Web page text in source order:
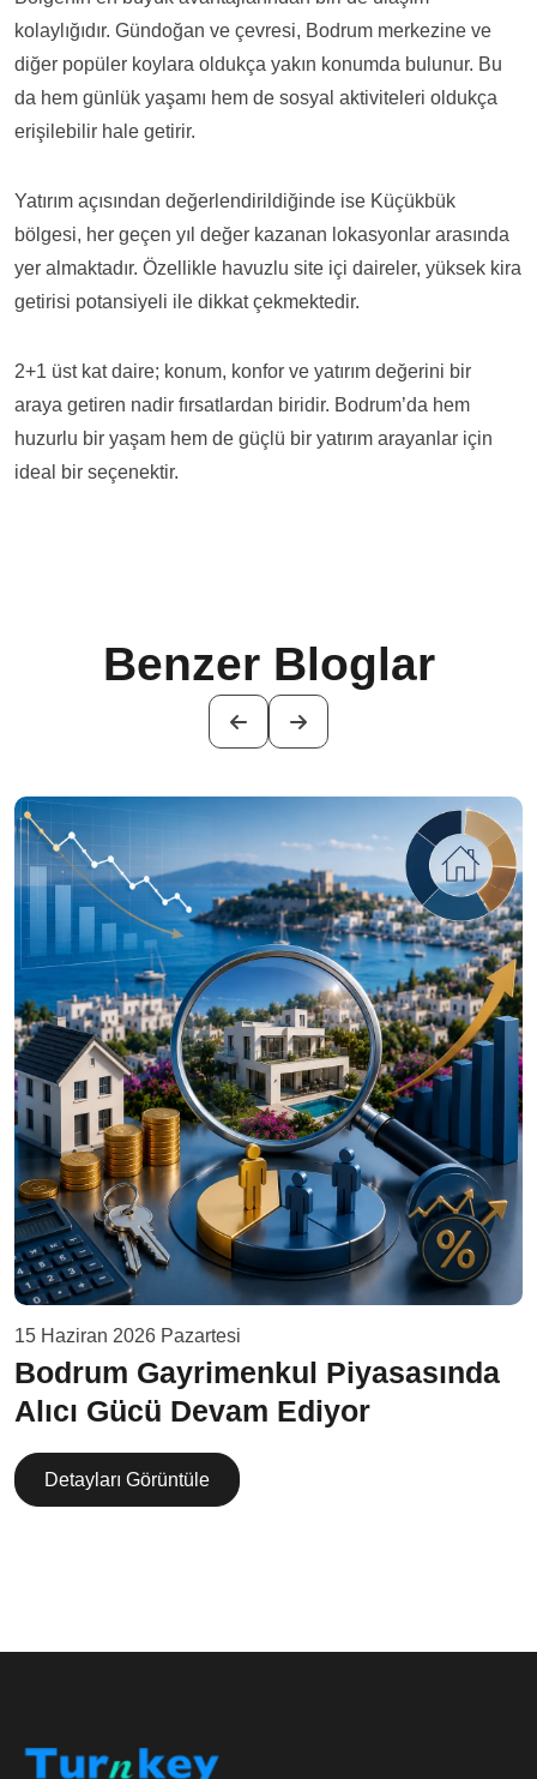
kolaylığıdır. Gündoğan ve çevresi, Bodrum merkezine ve
diğer popüler koylara oldukça yakın konumda bulunur. Bu
da hem günlük yaşamı hem de sosyal aktiviteleri oldukça
erişilebilir hale getirir.
Yatırım açısından değerlendirildiğinde ise Küçükbük
bölgesi, her geçen yıl değer kazanan lokasyonlar arasında
yer almaktadır. Özellikle havuzlu site içi daireler, yüksek kira
getirisi potansiyeli ile dikkat çekmektedir.
2+1 üst kat daire; konum, konfor ve yatırım değerini bir
araya getiren nadir fırsatlardan biridir. Bodrum’da hem
huzurlu bir yaşam hem de güçlü bir yatırım arayanlar için
ideal bir seçenektir.
Benzer Bloglar
15 Haziran 2026 Pazartesi
Bodrum Gayrimenkul Piyasasında
Alıcı Gücü Devam Ediyor
Detayları Görüntüle